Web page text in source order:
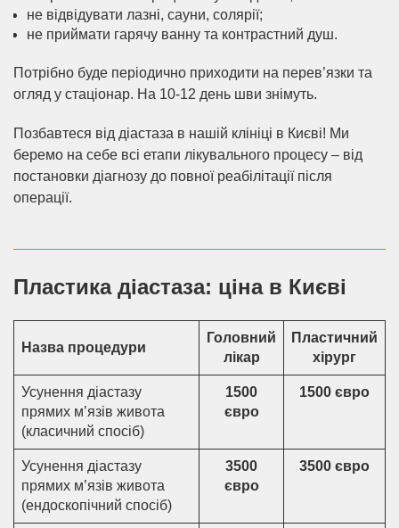
не відвідувати лазні, сауни, солярії;
не приймати гарячу ванну та контрастний душ.
Потрібно буде періодично приходити на перев’язки та
огляд у стаціонар. На 10-12 день шви знімуть.
Позбавтеся від діастаза в нашій клініці в Києві! Ми
беремо на себе всі етапи лікувального процесу – від
постановки діагнозу до повної реабілітації після
операції.
Пластика діастаза: ціна в Києві
Назва процедури
Головний
лікар
Пластичний
хірург
Усунення діастазу
прямих м’язів живота
(класичний спосіб)
1500
євро
1500 євро
Усунення діастазу
прямих м’язів живота
(ендоскопічний спосіб)
3500
євро
3500 євро